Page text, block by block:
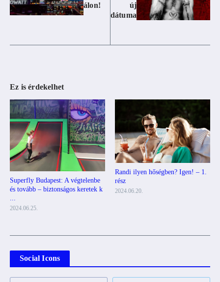
álon!
új
dátuma
Ez is érdekelhet
Superfly Budapest: A végtelenbe
és tovább – biztonságos keretek k
2024.06.25.
Randi ilyen hőségben? Igen! – 1.
rész
2024.06.20.
Social Icons